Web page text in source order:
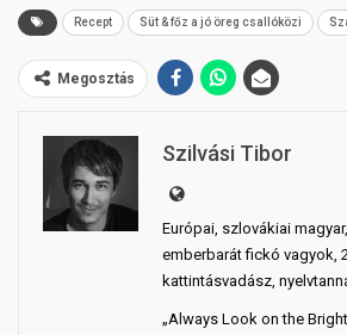
Recept Süt & főz a jó öreg csallóközi
Megosztás
Szilvási Tibor
Európai, szlovákiai
emberbarát fickó vagyok,
kattintásvadász,
„Always Look on the